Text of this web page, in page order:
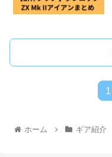
1
ホーム ギア紹介